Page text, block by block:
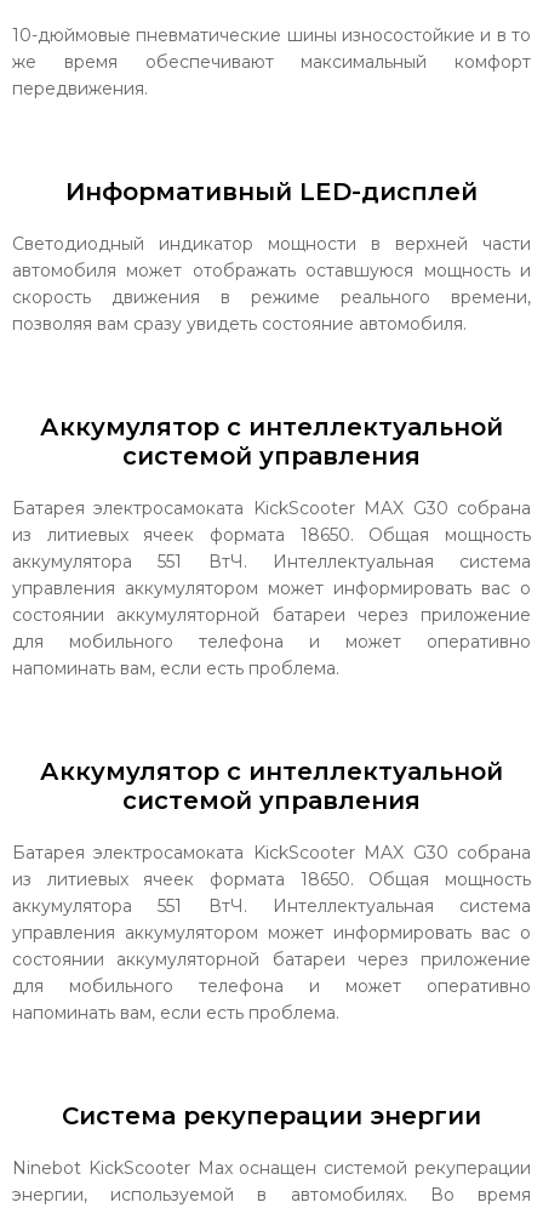
10-дюймовые пневматические шины износостойкие и в то
же время обеспечивают максимальный комфорт
передвижения.
Информативный LED-дисплей
Светодиодный индикатор мощности в верхней части
автомобиля может отображать оставшуюся мощность и
скорость движения в режиме реального времени,
позволяя вам сразу увидеть состояние автомобиля.
Аккумулятор с интеллектуальной
системой управления
Батарея электросамоката KickScooter MAX G30 собрана
из литиевых ячеек формата 18650. Общая мощность
аккумулятора 551 ВтЧ. Интеллектуальная система
управления аккумулятором может информировать вас о
состоянии аккумуляторной батареи через приложение
для мобильного телефона и может оперативно
напоминать вам, если есть проблема.
Аккумулятор с интеллектуальной
системой управления
Батарея электросамоката KickScooter MAX G30 собрана
из литиевых ячеек формата 18650. Общая мощность
аккумулятора 551 ВтЧ. Интеллектуальная система
управления аккумулятором может информировать вас о
состоянии аккумуляторной батареи через приложение
для мобильного телефона и может оперативно
напоминать вам, если есть проблема.
Система рекуперации энергии
Ninebot KickScooter Max оснащен системой рекуперации
энергии, используемой в автомобилях. Во время